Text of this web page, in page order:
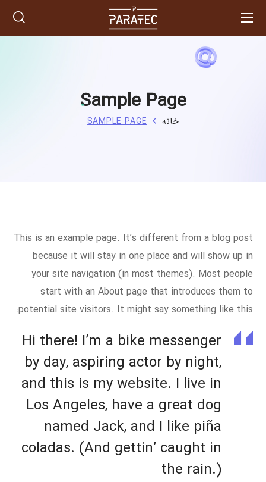
Sample Page
خانه SAMPLE PAGE
This is an example page. It’s different from a blog post
because it will stay in one place and will show up in
your site navigation (in most themes). Most people
start with an About page that introduces them to
potential site visitors. It might say something like this:
Hi there! I’m a bike messenger
by day, aspiring actor by night,
and this is my website. I live in
Los Angeles, have a great dog
named Jack, and I like piña
coladas. (And gettin’ caught in
the rain.)